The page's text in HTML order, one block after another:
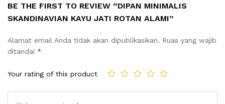
BE THE FIRST TO REVIEW “DIPAN MINIMALIS
SKANDINAVIAN KAYU JATI ROTAN ALAMI”
Alamat email Anda tidak akan dipublikasikan. Ruas yang wajib
ditandai *
Your rating of this product